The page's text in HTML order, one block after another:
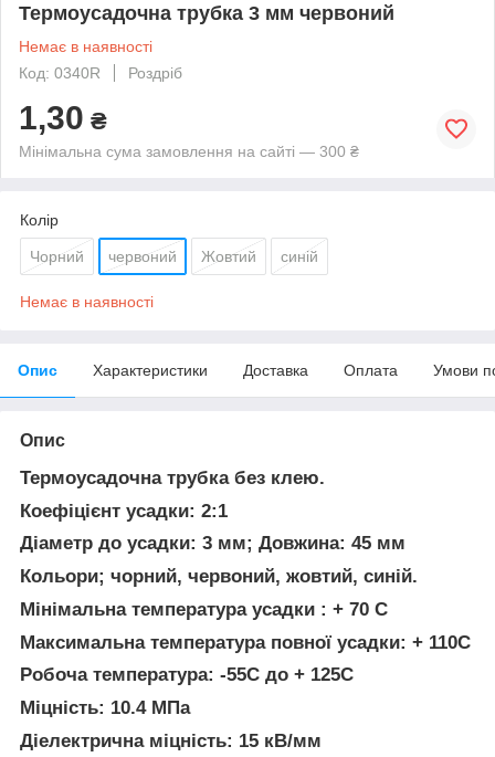
Термоусадочна трубка 3 мм червоний
Немає в наявності
Код: 0340R
Роздріб
1,30 ₴
Мінімальна сума замовлення на сайті — 300 ₴
Колір
Чорний червоний Жовтий синій
Немає в наявності
Опис Характеристики Доставка Оплата Умови
Опис
Термоусадочна трубка без клею.
Коефіцієнт усадки: 2:1
Діаметр до усадки: 3 мм; Довжина: 45 мм
Кольори; чорний, червоний, жовтий, синій.
Мінімальна температура усадки : + 70 C
Максимальна температура повної усадки: + 110C
Робоча температура: -55C до + 125C
Міцність: 10.4 МПа
Діелектрична міцність: 15 кВ/мм